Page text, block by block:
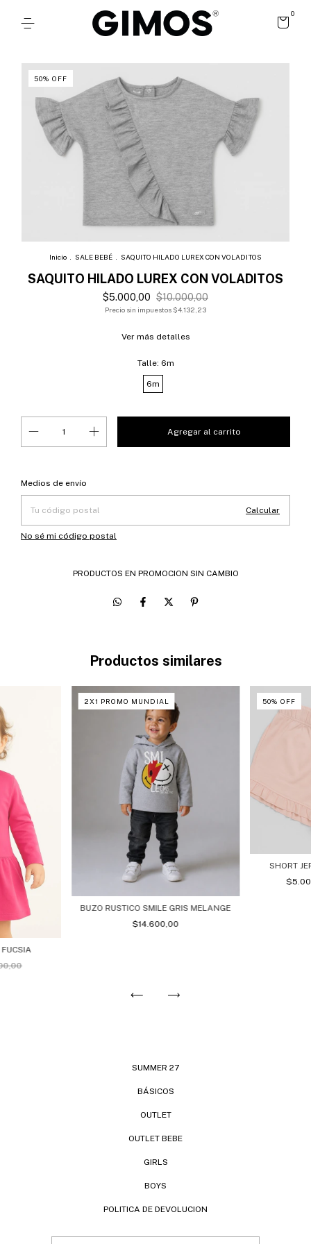
0
50% OFF
Inicio SALE BEBÉ SAQUITO HILADO LUREX CON VOLADITOS
SAQUITO HILADO LUREX CON VOLADITOS
$5.000,00 $10.000,00
Precio sin impuestos $4.132,23
Ver más detalles
Talle: 6m
6m
Entregas para el CP:
Medios de envío
Calcular
No sé mi código postal
PRODUCTOS EN PROMOCION SIN CAMBIO
Productos similares
FUCSIA
2X1 PROMO MUNDIAL
BUZO RUSTICO SMILE GRIS MELANGE
$14.600,00
50%OFF
SHORT
SUMMER 27
BÁSICOS
OUTLET
OUTLET BEBE
GIRLS
BOYS
POLITICA DE DEVOLUCION